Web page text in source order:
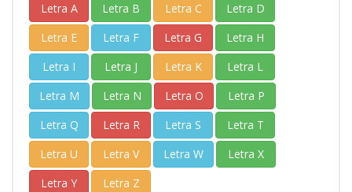
Letra A Letra B Letra C
Letra D
Letra E
Letra F Letra G
Letra H
Letra I
Letra J Letra K
Letra L
Letra M
Letra N Letra O
Letra P
Letra Q
Letra R Letra S
Letra T
Letra U
Letra V Letra W
Letra X
Letra Y
Letra Z